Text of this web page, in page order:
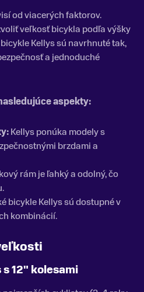
od viacerých faktorov.
veľkosť bicykla podľa výšky
Kellys sú navrhnuté tak,
a jednoduché
aspekty:
Kellys ponúka modely s
brzdami a
rám je ľahký a odolný, čo
bicykle Kellys sú dostupné v
kombinácií.
12" kolesami